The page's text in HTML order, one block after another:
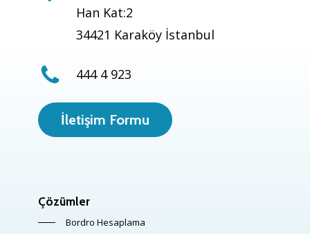
Han Kat:2
34421 Karaköy İstanbul
444 4 923
İletişim Formu
Çözümler
Bordro Hesaplama